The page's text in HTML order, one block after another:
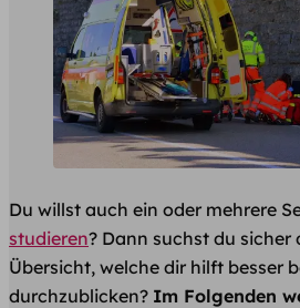
Du willst auch ein oder mehrere
studieren? Dann suchst du
Übersicht, welche dir hilft besser
durchzublicken? Im Folgenden